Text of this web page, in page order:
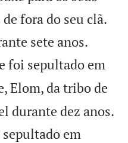
fora do seu clã.
sete anos.
foi sepultado em
Elom, da tribo de
durante dez anos.
em